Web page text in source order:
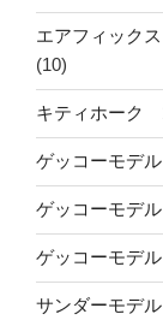
エアフィック
(10)
キティホーク
ゲッコーモデ
ゲッコーモデ
ゲッコーモデ
サンダーモデ